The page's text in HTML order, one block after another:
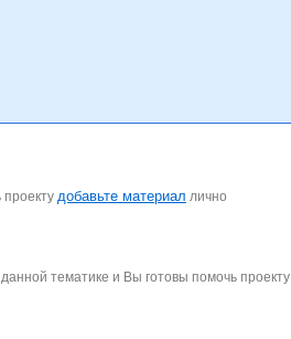
добавьте материал лично
тематике и Вы готовы помочь проекту